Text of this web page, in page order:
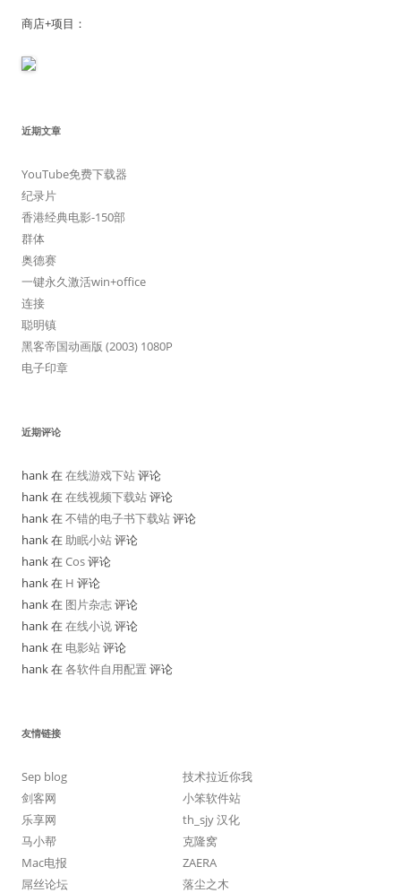
商店+项目：
近期文章
YouTube免费下载器
纪录片
香港经典电影-150部
群体
奥德赛
一键永久激活win+office
连接
聪明镇
黑客帝国动画版 (2003) 1080P
电子印章
近期评论
hank 在在线游戏下站评论
hank 在在线视频下载站评论
hank 在不错的电子书下载站评论
hank 在助眠小站评论
hank 在Cos评论
hank 在 H 评论
hank 在 图片杂志评论
hank 在在线小说评论
hank 在 电影站评论
hank 在各软件自用配置 评论
友情链接
Sep blog
技术拉近你我
剑客网
小笨软件站
乐享网
th_sjy 汉化
马小帮
克隆窝
Mac电报
ZAERA
屌丝论坛
落尘之木